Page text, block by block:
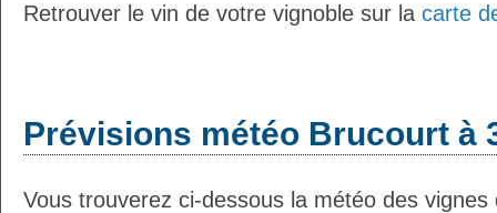
Retrouver le vin de votre vignoble sur la carte
Prévisions météo Brucourt à
Vous trouverez ci-dessous la météo des